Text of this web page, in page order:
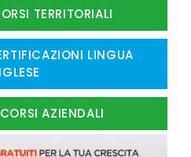
TERRITORIALI
LINGUA
AZIENDALI